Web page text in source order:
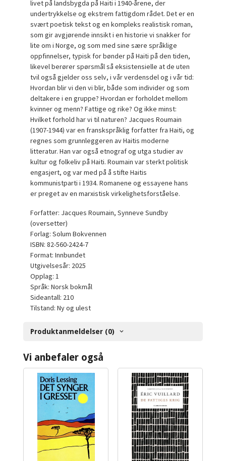
livet på landsbygda på Haiti i 1940-årene, der
undertrykkelse og ekstrem fattigdom rådet. Det er en
svært poetisk tekst og en kompleks realistisk roman,
som gir avgjørende innsikt i en historie vi snakker for
lite om i Norge, og som med sine sære språklige
oppfinnelser, typisk for bønder på Haiti på den tiden,
likevel berører spørsmål så eksistensielle at de uten
tvil også gjelder oss selv, i vår verdensdel og i vår tid:
Hvordan blir vi den vi blir, både som individer og som
deltakere i en gruppe? Hvordan er forholdet mellom
kvinner og menn? Fattige og rike? Og ikke minst:
Hvilket forhold har vi til naturen? Jacques Roumain
(1907-1944) var en franskspråklig forfatter fra Haiti, og
regnes som grunnleggeren av Haitis moderne
litteratur. Han var også etnograf og utga studier av
kultur og folkeliv på Haiti. Roumain var sterkt politisk
engasjert, og var med på å stifte Haitis
kommunistparti i 1934. Romanene og essayene hans
er preget av en marxistisk virkelighetsforståelse.
Forfatter: Jacques Roumain, Synneve Sundby
(oversetter)
Forlag: Solum Bokvennen
ISBN: 82-560-2424-7
Format: Innbundet
Utgivelsesår: 2025
Opplag: 1
Språk: Norsk bokmål
Sideantall: 210
Tilstand: Ny og ulest
Produktanmeldelser (0)
Vi anbefaler også